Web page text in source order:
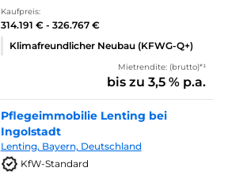
Kaufpreis:
314.191 € - 326.767 €
Klimafreundlicher Neubau (KFWG-Q+)
Mietrendite: (brutto)*¹
bis zu 3,5 % p.a.
Pflegeimmobilie Lenting bei
Ingolstadt
Lenting, Bayern, Deutschland
KfW-Standard